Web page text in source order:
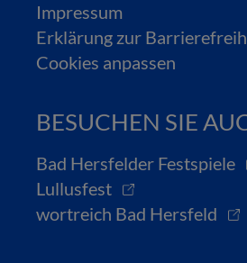
Impressum
Erklärung zur
Cookies anpassen
BESUCHEN SIE
Bad Hersfelder Festspiele
Lullusfest
wortreich Bad Hersfeld